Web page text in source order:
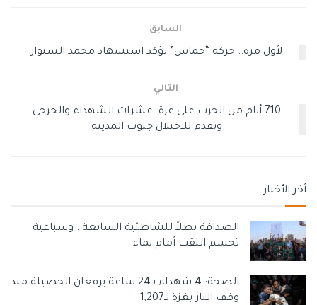
السابق
لأول مرة.. حركة “حماس” تؤكد استشهاد محمد السنوار
التالي
710 أيام من الحرب على غزة: عشرات الشهداء والجرحى
وتقدم للاحتلال جنوب المدينة
أخر الأخبار
الصداقة بطلاً للشاطئية السابعة.. وسباعية
تحسم اللقب أمام نماء
الصحة: 4 شهداء بـ24 ساعة يرفعان الحصيلة منذ
وقف النار بغزة لـ1,207